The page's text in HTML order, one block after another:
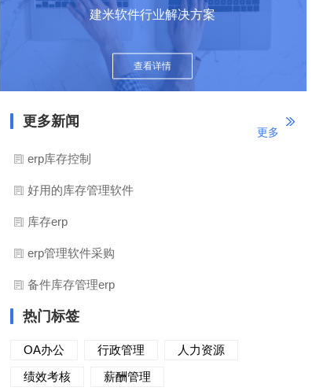
建米软件行业解决方案
查看详情
更多新闻
更多
erp库存控制
好用的库存管理软件
库存erp
erp管理软件采购
备件库存管理erp
热门标签
OA办公 行政管理
人力资源
绩效考核
薪酬管理